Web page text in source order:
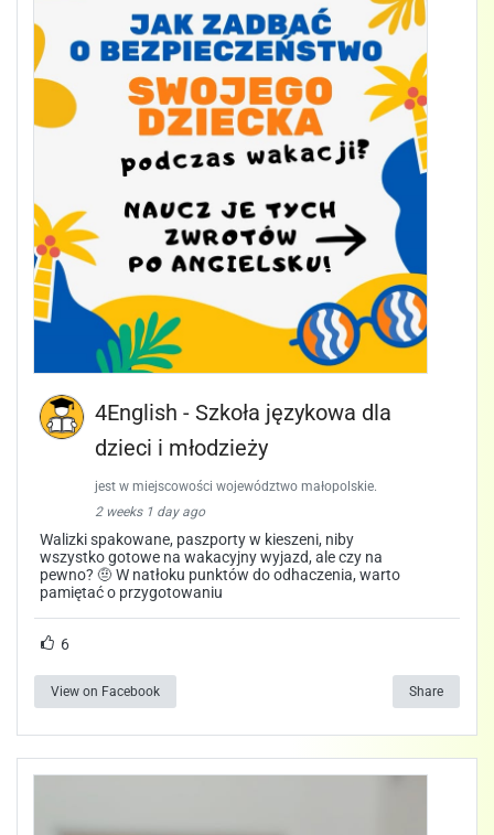
4English - Szkoła językowa dla
dzieci i młodzieży
jest w miejscowości województwo małopolskie.
2 weeks 1 day ago
Walizki spakowane, paszporty w kieszeni, niby
wszystko gotowe na wakacyjny wyjazd, ale czy na
pewno? 🤨 W natłoku punktów do odhaczenia, warto
pamiętać o przygotowaniu
6
View on Facebook Share